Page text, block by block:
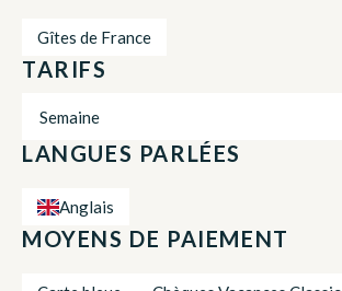
Gîtes de France
TARIFS
Semaine
LANGUES PARLÉES
Anglais
MOYENS DE PAIEMENT